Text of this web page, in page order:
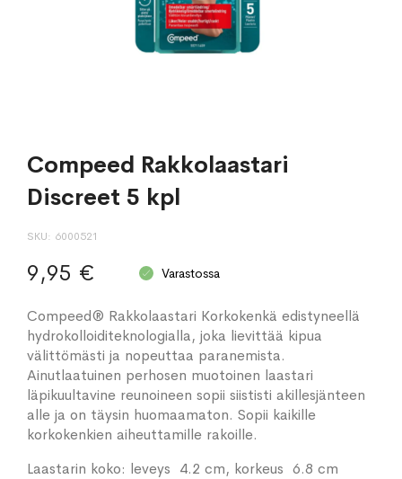
Compeed Rakkolaastari
Discreet 5 kpl
SKU 6000521
9,95 € Varastossa
Compeed® Rakkolaastari Korkokenkä edistyneellä
hydrokolloiditeknologialla, joka lievittää kipua
välittömästi ja nopeuttaa paranemista.
Ainutlaatuinen perhosen muotoinen laastari
läpikuultavine reunoineen sopii siististi akillesjänteen
alle ja on täysin huomaamaton. Sopii kaikille
korkokenkien aiheuttamille rakoille.
Laastarin koko: leveys 4.2 cm, korkeus 6.8 cm